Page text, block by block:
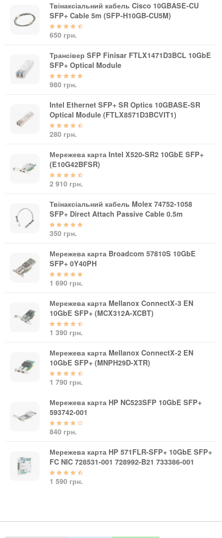
Твінаксіальний кабель Cisco 10GBASE-CU
SFP+ Cable 5m (SFP-H10GB-CU5M)
650 грн.
Трансівер SFP Finisar FTLX1471D3BCL 10GbE
SFP+ Optical Module
980 грн.
Intel Ethernet SFP+ SR Optics 10GBASE-SR
Optical Module (FTLX8571D3BCVIT1)
280 грн.
Мережева карта Intel X520-SR2 10GbE SFP+
(E10G42BFSR)
2 910 грн.
Твінаксіальний кабель Molex 74752-1058
SFP+ Direct Attach Passive Cable 0.5m
350 грн.
Мережева карта Broadcom 57810S 10GbE
SFP+ 0Y40PH
1 690 грн.
Мережева карта Mellanox ConnectX-3 EN
10GbE SFP+ (MCX312A-XCBT)
1 390 грн.
Мережева карта Mellanox ConnectX-2 EN
10GbE SFP+ (MNPH29D-XTR)
1 790 грн.
Мережева карта HP NC523SFP 10GbE SFP+
593742-001
840 грн.
Мережева карта HP 571FLR-SFP+ 10GbE SFP+
FC NIC 728531-001 728992-B21 733386-001
1 590 грн.